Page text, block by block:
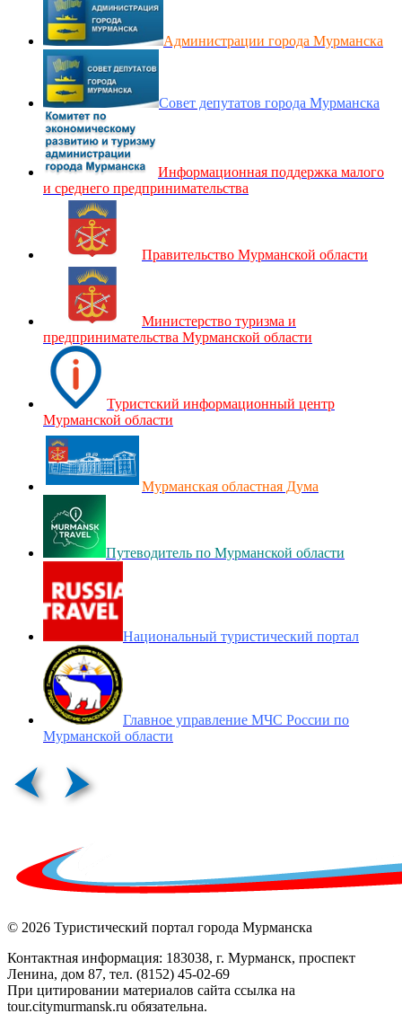
Администрации города Мурманска
Совет депутатов города Мурманска
Информационная поддержка малого
и среднего предпринимательства
Правительство Мурманской области
Министерство туризма и
предпринимательства Мурманской области
Туристский информационный центр
Мурманской области
Мурманская областная Дума
Путеводитель по Мурманской области
Национальный туристический портал
Главное управление МЧС России по
Мурманской области
© 2026 Туристический портал города Мурманска
Контактная информация: 183038, г. Мурманск, проспект
Ленина, дом 87, тел. (8152) 45-02-69
При цитировании материалов сайта ссылка на
tour.citymurmansk.ru обязательна.